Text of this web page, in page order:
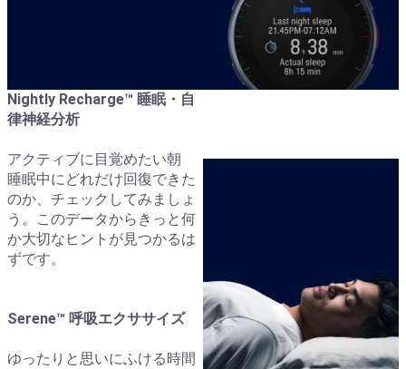
Nightly Recharge™ 睡眠・自
律神経分析
アクティブに目覚めたい朝
睡眠中にどれだけ回復できた
のか、チェックしてみましょ
う。このデータからきっと何
か大切なヒントが見つかるは
ずです。
Serene™ 呼吸エクササイズ
ゆったりと思いにふける時間